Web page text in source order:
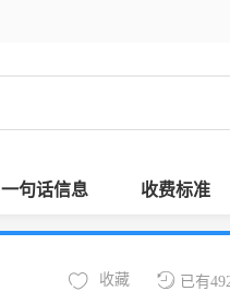
一句话信息 收费标准
已有
收藏